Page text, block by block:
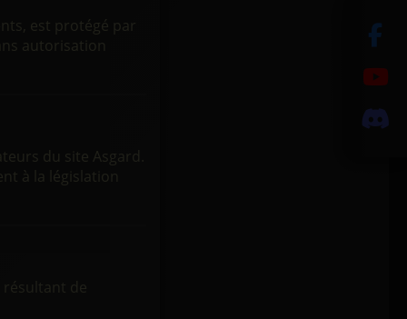
est protégé par
autorisation
du site Asgard.
à la législation
de